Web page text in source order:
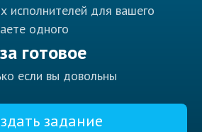
исполнителей для вашего
одного
готовое
если вы довольны
задание